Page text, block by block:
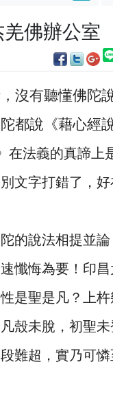
佛辦公室
沒有聽懂佛陀
都說《藉心經
在法義的真諦上
文字打錯了，好
的說法相提並
懺悔為要！印
是聖是凡？上
殼未脫，初聖
難超，實乃可